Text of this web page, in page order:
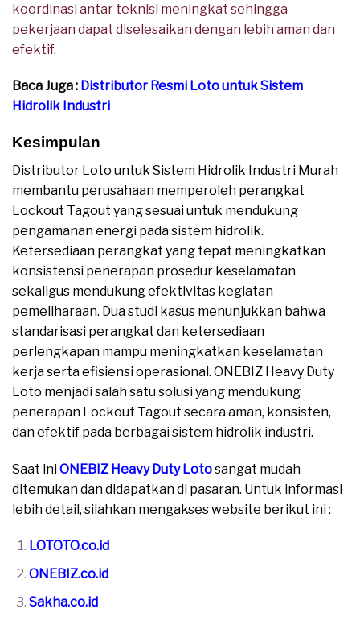
koordinasi antar teknisi meningkat sehingga
pekerjaan dapat diselesaikan dengan lebih aman dan
efektif.
Baca Juga : Distributor Resmi Loto untuk Sistem
Hidrolik Industri
Kesimpulan
Distributor Loto untuk Sistem Hidrolik Industri Murah
membantu perusahaan memperoleh perangkat
Lockout Tagout yang sesuai untuk mendukung
pengamanan energi pada sistem hidrolik.
Ketersediaan perangkat yang tepat meningkatkan
konsistensi penerapan prosedur keselamatan
sekaligus mendukung efektivitas kegiatan
pemeliharaan. Dua studi kasus menunjukkan bahwa
standarisasi perangkat dan ketersediaan
perlengkapan mampu meningkatkan keselamatan
kerja serta efisiensi operasional. ONEBIZ Heavy Duty
Loto menjadi salah satu solusi yang mendukung
penerapan Lockout Tagout secara aman, konsisten,
dan efektif pada berbagai sistem hidrolik industri.
Saat iniONEBIZ Heavy Duty Lotosangat mudah
ditemukan dan didapatkan di pasaran. Untuk informasi
lebih detail, silahkan mengakses website berikut ini :
LOTOTO.co.id
ONEBIZ.co.id
Sakha.co.id